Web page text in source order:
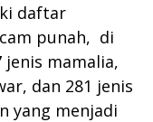
daftar
punah, di
jenis mamalia,
dan 281 jenis
yang menjadi